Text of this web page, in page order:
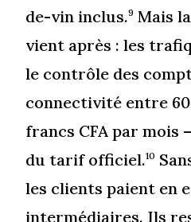
de-vin inclus.9 Mais
vient après : les
le contrôle des
connectivité entre
francs CFA par mois
du tarif officiel.10
les clients paient en
intermédiaires. Ils